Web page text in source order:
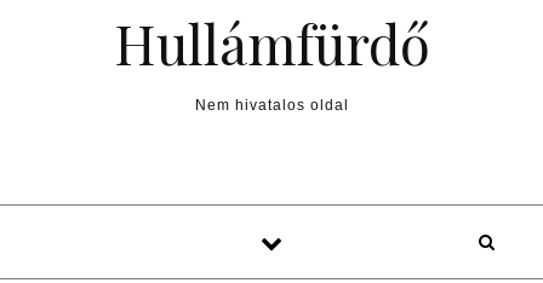
Hullámfürdő
Nem hivatalos oldal